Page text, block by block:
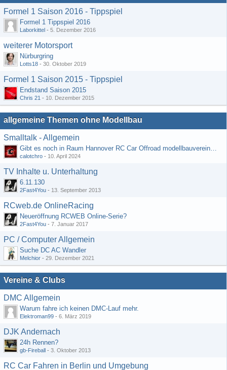
Formel 1 Saison 2016 - Tippspiel
Formel 1 Tippspiel 2016
Laborkittel - 5. Dezember 2016
weiterer Motorsport
Nürburgring
Lotts18 - 30. Oktober 2019
Formel 1 Saison 2015 - Tippspiel
Endstand Saison 2015
Chris 21 - 10. Dezember 2015
allgemeine Themen ohne Modellbau
Smalltalk - Allgemein
Gibt es noch in Raum Hannover RC Car Offroad modellbauvereine, habe selbst schon gegoogelt aber erfolglos
calotchro - 10. April 2024
TV Inhalte u. Unterhaltung
6.11.130
2Fast4You - 13. September 2013
RCweb.de OnlineRacing
Neueröffnung RCWEB Online-Serie?
2Fast4You - 7. Januar 2017
PC / Computer Allgemein
Suche DC AC Wandler
Melchior - 29. Dezember 2021
Vereine & Clubs
DMC Allgemein
Warum fahre ich keinen DMC-Lauf mehr.
Elektroman99 - 6. März 2019
DJK Andernach
24h Rennen?
gb-Fireball - 3. Oktober 2013
RC Car Fahren in Berlin und Umgebung